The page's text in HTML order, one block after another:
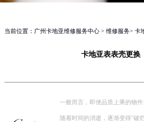
当前位置： 广州卡地亚维修服务中心> 维修服务> 卡
卡地亚表表壳更换
一般而言，即便品质上乘的物
随着时间的消逝，逐渐变得“破